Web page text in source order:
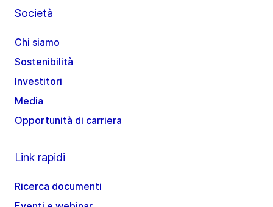
Società
Chi siamo
Sostenibilità
Investitori
Media
Opportunità di carriera
Link rapidi
Ricerca documenti